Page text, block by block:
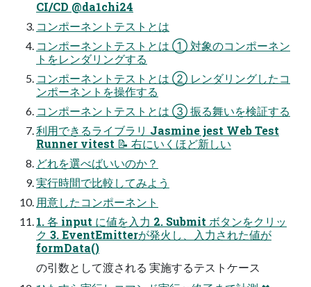
CI/CD @da1chi24
コンポーネントテストとは
コンポーネントテストとは ① 対象のコンポーネン
トをレンダリングする
コンポーネントテストとは ② レンダリングしたコ
ンポーネントを操作する
コンポーネントテストとは ③ 振る舞いを検証する
利用できるライブラリ Jasmine jest Web Test
Runner vitest 📝 右にいくほど新しい
どれを選べばいいのか？
実行時間で比較してみよう
用意したコンポーネント
1. 各 input に値を入力 2. Submit ボタンをクリッ
ク 3. EventEmitterが発火し、入力された値が
formData()
の引数として渡される 実施するテストケース